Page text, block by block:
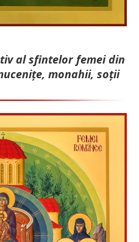
al sfintelor femei din
monahii, soții